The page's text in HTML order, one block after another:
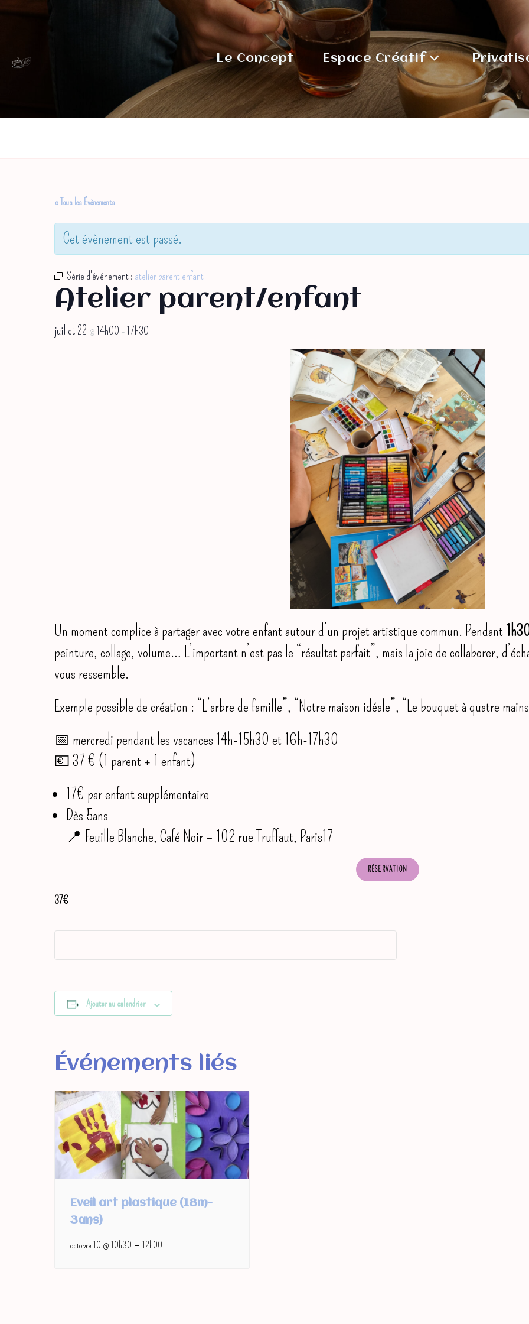
Le Concept Espace Créatif
« Tous les Évènements
Cet évènement est passé.
Série d'événement : atelier parent enfant
Atelier parent/enfant
juillet 22 @ 14h00 – 17h30
Un moment complice à partager avec votre enfant autour d’un projet artistique commun. Pendant
peinture, collage, volume… L’important n’est pas le “résultat parfait”, mais la joie de collaborer,
vous ressemble.
Exemple possible de création : “L’arbre de famille”, “Notre maison idéale”, “Le bouquet à quatre
📅 mercredi pendant les vacances 14h-15h30 et 16h-17h30
💶 37 € (1 parent + 1 enfant)
17€ par enfant supplémentaire
Dès 5ans
📍 Feuille Blanche, Café Noir – 102 rue Truffaut, Paris17
RÉSERVATION
37€
Ajouter au calendrier
Événements liés
Eveil art plastique (18m-
3ans)
octobre 10 @ 10h30 –12h00